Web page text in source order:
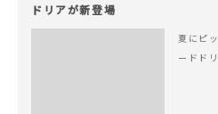
ドリアが新登場
夏にピ
ードド